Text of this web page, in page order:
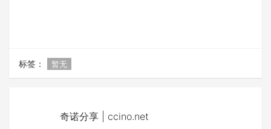
标签： 暂无
奇诺分享 | ccino.net